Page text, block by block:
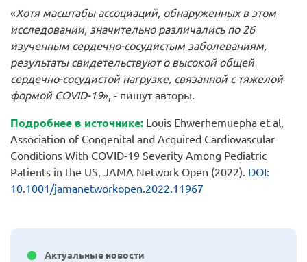
«Хотя масштабы ассоциаций, обнаруженных в этом
исследовании, значительно различались по 26
изученным сердечно-сосудистым заболеваниям,
результаты свидетельствуют о высокой общей
сердечно-сосудистой нагрузке, связанной с тяжелой
формой COVID-19», - пишут авторы.
Подробнее в источнике: Louis Ehwerhemuepha et al,
Association of Congenital and Acquired Cardiovascular
Conditions With COVID-19 Severity Among Pediatric
Patients in the US, JAMA Network Open (2022). DOI:
10.1001/jamanetworkopen.2022.11967
Актуальные новости